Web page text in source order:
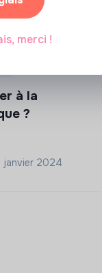
à la
?
janvier 2024
merci !